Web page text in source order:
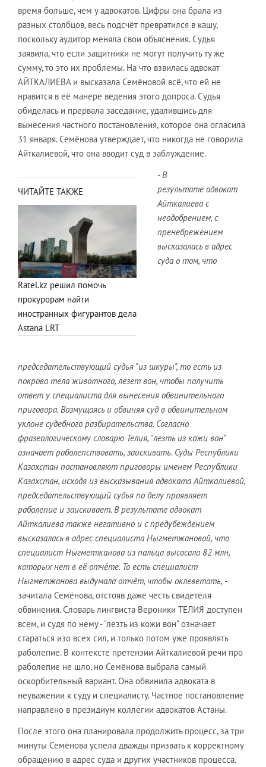
время больше, чем у адвокатов. Цифры она брала из
разных столбцов, весь подсчёт превратился в кашу,
поскольку аудитор меняла свои объяснения. Судья
заявила, что если защитники не могут получить ту же
сумму, то это их проблемы. На что взвилась адвокат
АЙТКАЛИЕВА и высказала Семёновой всё, что ей не
нравится в её манере ведения этого допроса. Судья
обиделась и прервала заседание, удалившись для
вынесения частного постановления, которое она огласила
31 января. Семёнова утверждает, что никогда не говорила
Айткалиевой, что она вводит суд в заблуждение.
ЧИТАЙТЕ ТАКЖЕ
Ratel.kz решил помочь
прокурорам найти
иностранных фигурантов дела
Astana LRT
- В
результате адвокат
Айткалиева с
неодобрением, с
пренебрежением
высказалась в адрес
суда о том, что
председательствующий судья "из шкуры", то есть из
покрова тела животного, лезет вон, чтобы получить
ответ у специалиста для вынесения обвинительного
приговора. Возмущаясь и обвиняя суд в обвинительном
уклоне судебного разбирательства. Согласно
фразеологическому словарю Телия, "лезть из кожи вон"
означает раболепствовать, заискивать. Суды Республики
Казахстан постановляют приговоры именем Республики
Казахстан, исходя из высказывания адвоката Айткалиевой,
председательствующий судья по делу проявляет
раболепие и заискивает. В результате адвокат
Айткалиева также негативно и с предубеждением
высказалась в адрес специалиста Ныгметжановой, что
специалист Ныгметжанова из пальца высосала 82 млн,
которых нет в её отчёте. То есть специалист
Ныгметжанова выдумала отчёт, чтобы оклеветать, -
зачитала Семёнова, отстояв даже честь свидетеля
обвинения. Словарь лингвиста Вероники ТЕЛИЯ доступен
всем, и судя по нему - "лезть из кожи вон" означает
стараться изо всех сил, и только потом уже проявлять
раболепие. В контексте претензии Айткалиевой речи про
раболепие не шло, но Семёнова выбрала самый
оскорбительный вариант. Она обвинила адвоката в
неуважении к суду и специалисту. Частное постановление
направлено в президиум коллегии адвокатов Астаны.
После этого она планировала продолжить процесс, за три
минуты Семёнова успела дважды призвать к корректному
обращению в адрес суда и других участников процесса.